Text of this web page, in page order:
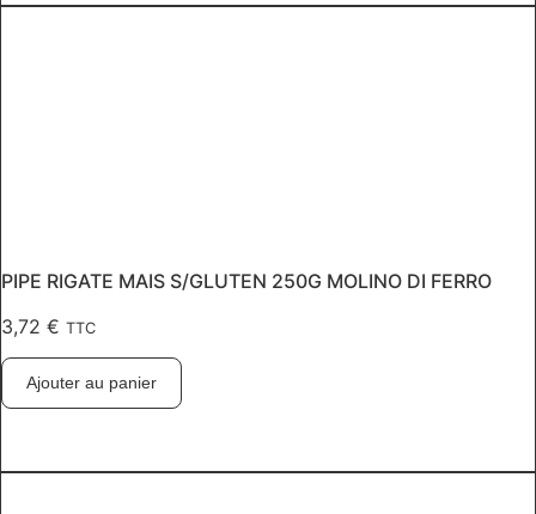
PIPE RIGATE MAIS S/GLUTEN 250G MOLINO DI FERRO
3,72 € TTC
Ajouter au panier